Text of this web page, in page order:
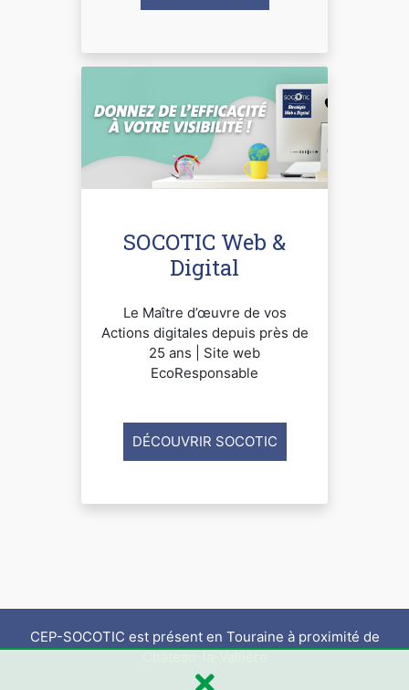
SOCOTIC Web &
Digital
Le Maître d’œuvre de vos
Actions digitales depuis près de
25 ans | Site web
EcoResponsable
DÉCOUVRIR SOCOTIC
CEP-SOCOTIC est présent en Touraine à proximité de